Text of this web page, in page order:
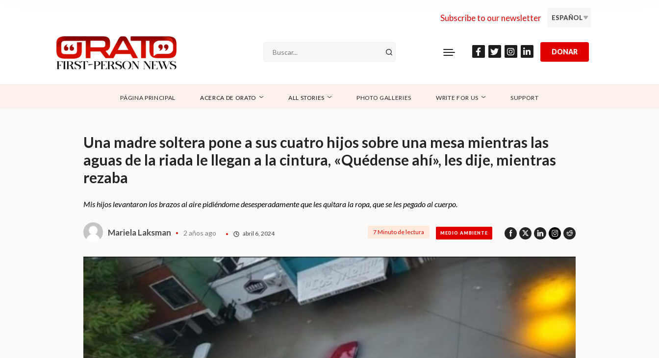
Subscribe to our newsletter ESPAÑOL
SUPPORT
CONTÁCTANOS
DONAR
PÁGINA PRINCIPAL ACERCA DE ORATO ALL STORIES PHOTO GALLERIES WRITE FOR US SUPPORT
Una madre soltera pone a sus cuatro hijos sobre una mesa mientras las
aguas de la riada le llegan a la cintura, «Quédense ahí», les dije, mientras
rezaba
Mis hijos levantaron los brazos al aire pidiéndome desesperadamente que les quitara la ropa, que se les pegado al cuerpo.
Mariela Laksman 2 años ago abril 6, 2024 7 Minuto de lectura MEDIO AMBIENTE